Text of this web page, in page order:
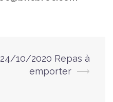
24/10/2020 Repas à
emporter ⟶